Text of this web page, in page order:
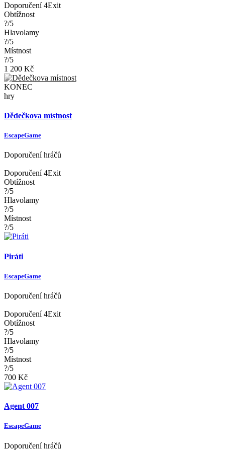
Doporučení 4Exit
Obtížnost
?/5
Hlavolamy
?/5
Místnost
?/5
1 200 Kč
KONEC
hry
Dědečkova místnost
EscapeGame
Doporučení hráčů
Doporučení 4Exit
Obtížnost
?/5
Hlavolamy
?/5
Místnost
?/5
Piráti
EscapeGame
Doporučení hráčů
Doporučení 4Exit
Obtížnost
?/5
Hlavolamy
?/5
Místnost
?/5
700 Kč
Agent 007
EscapeGame
Doporučení hráčů